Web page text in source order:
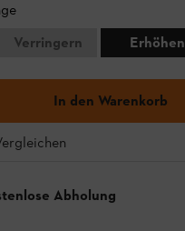
Verringern
Erhöhen
In den Warenkorb
Abholung